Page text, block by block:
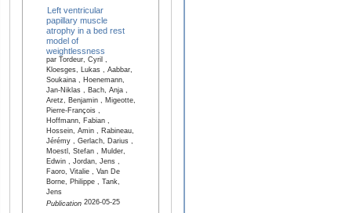
Left ventricular
papillary muscle
atrophy in a bed rest
model of
weightlessness
par Tordeur, Cyril ,
Kloesges, Lukas , Aabbar,
Soukaina , Hoenemann,
Jan-Niklas , Bach, Anja ,
Aretz, Benjamin , Migeotte,
Pierre-François ,
Hoffmann, Fabian ,
Hossein, Amin , Rabineau,
Jérémy , Gerlach, Darius ,
Moestl, Stefan , Mulder,
Edwin , Jordan, Jens ,
Faoro, Vitalie , Van De
Borne, Philippe , Tank,
Jens
Publication2026-05-25